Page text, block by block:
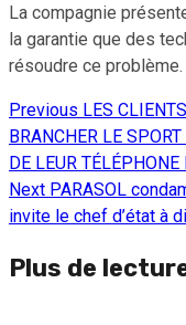
La compagnie
la garantie que des
résoudre ce problème.
Continue
Reading
Previous LES
BRANCHER LE
DE LEUR TÉLÉPHONE
Next PARASOL
invite le chef d’état à
Plus de